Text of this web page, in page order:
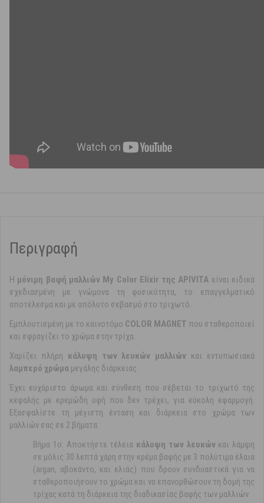
Περιγραφή
Η μόνιμη βαφή μαλλιών My Color Elixir της APIVITA είναι ειδικά
σχεδιασμένη με γνώμονα τη φυσικότητα, το επαγγελματικό
αποτέλεσμα και με απόλυτο σεβασμό στο τριχωτό.
Εμπλουτισμένη με το καινοτόμο COLOR MAGNET που σταθεροποιεί
και σφραγίζει το χρώμα στην τρίχα.
Χαρίζει πλήρη κάλυψη των λευκών μαλλιών και εντυπωσιακά
λαμπερό χρώμα μεγάλης διάρκειας.
Έχει ευχάριστο άρωμα και σύνθεση που σέβεται το τριχωτό της
κεφαλής με κρεμώδη υφή που δεν τρέχει, για εύκολη εφαρμογή.
Εξασφαλίστε τη μέγιστη ένταση και διάρκεια στο χρώμα των
μαλλιών σας σε 2 βήματα:
Βήμα 1ο: Αποκτήστε τέλεια κάλυψη των λευκώνκαι λάμψη
σε μόλις 30 λεπτά χάρη στην κρέμα βαφής με 3 πολύτιμα έλαια
(argan, αβοκάντο, και ελιάς) που δρουν συνδυαστικά για να
σταθεροποιήσουν το χρώμα και να επανορθώσουν τη δομή της
τρίχας κατά τη διάρκεια της διαδικασίας βαφής των μαλλιών.